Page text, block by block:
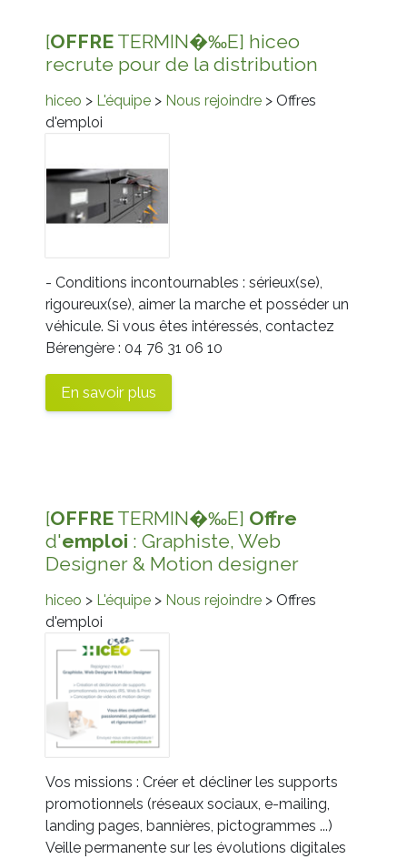
[OFFRE TERMIN�‰E] hiceo
recrute pour de la distribution
hiceo > L'équipe > Nous rejoindre > Offres
d'emploi
- Conditions incontournables : sérieux(se),
rigoureux(se), aimer la marche et posséder un
véhicule. Si vous êtes intéressés, contactez
Bérengère : 04 76 31 06 10
En savoir plus
[OFFRE TERMIN�‰E] Offre
d'emploi : Graphiste, Web
Designer & Motion designer
hiceo > L'équipe > Nous rejoindre > Offres
d'emploi
Vos missions : Créer et décliner les supports
promotionnels (réseaux sociaux, e-mailing,
landing pages, bannières, pictogrammes ...)
Veille permanente sur les évolutions digitales